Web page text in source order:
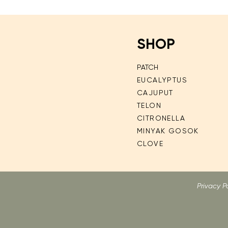
SHOP
PATCH
EUCALYPTUS
CAJUPUT
TELON
CITRONELLA
MINYAK GOSOK
CLOVE
Privacy